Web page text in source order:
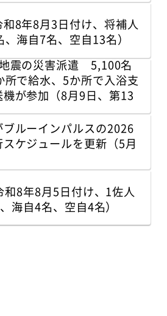
8年8月3日付け、将補人
海自7名、空自13名）
震の災害派遣 5,100名
所で給水、5か所で入浴支
が参加（8月9日、第13
ルーインパルスの2026
ケジュールを更新（5月
8年8月5日付け、1佐人
海自4名、空自4名）